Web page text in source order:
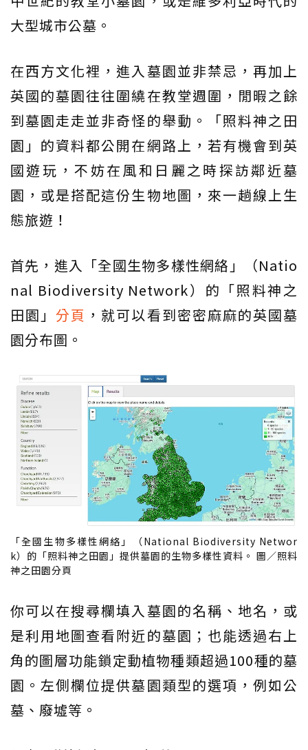
大型城市公墓。
在西方文化裡，進入墓園並非禁忌，再加上
英國的墓園往往圍繞在教堂週圍，閒暇之餘
到墓園走走並非奇怪的舉動。「照料神之田
園」的資料都公開在網路上，若有機會到英
國遊玩，不妨在風和日麗之時探訪鄰近墓
園，或是搭配這份生物地圖，來一趟線上生
態旅遊！
首先，進入「全國生物多樣性網絡」（Natio
nal Biodiversity Network）的「照料神之
田園」分頁 ，就可以看到密密麻麻的英國墓
園分布圖。
「全國生物多樣性網絡」（National Biodiversity Networ
k）的「照料神之田園」提供墓園的生物多樣性資料。 圖／照料
神之田園分頁
你可以在搜尋欄填入墓園的名稱、地名，或
是利用地圖查看附近的墓園；也能透過右上
角的圖層功能鎖定動植物種類超過100種的墓
園。左側欄位提供墓園類型的選項，例如公
墓、廢墟等。